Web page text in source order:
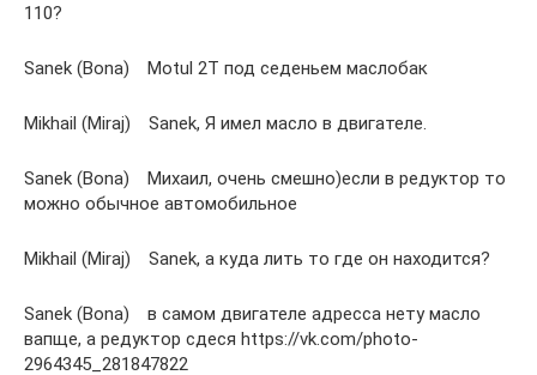
110?
Sanek (Bona) Motul 2T под седеньем маслобак
Mikhail (Miraj) Sanek, Я имел масло в двигателе.
Sanek (Bona) Михаил, очень смешно)если в редуктор то
можно обычное автомобильное
Mikhail (Miraj) Sanek, а куда лить то где он находится?
Sanek (Bona) в самом двигателе адресса нету масло
вапще, а редуктор сдеся https://vk.com/photo-
2964345_281847822